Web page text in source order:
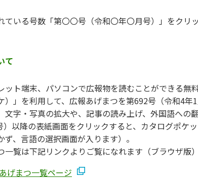
いる号数「第〇〇号（令和〇年〇月号）」をクリ
て
ト端末、パソコンで広報物を読むことができる無
」を利用して、広報あげまつを第692号（令和4年1
字・写真の拡大や、記事の読み上げ、外国語への
以降の表紙画面をクリックすると、カタログポケ
、言語の選択画面が入ります）。
覧は下記リンクよりご覧になれます（ブラウザ版）
げまつ一覧ページ